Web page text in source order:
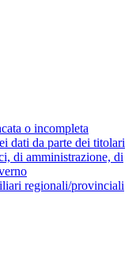
o incompleta
dati da parte dei titolari
di amministrazione, di
regionali/provinciali